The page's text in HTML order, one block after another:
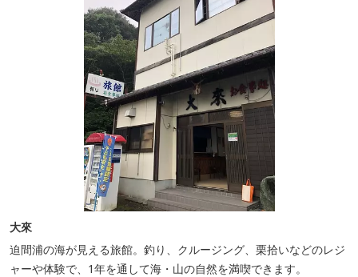
大來
迫間浦の海が見える旅館。釣り、クルージング、栗拾いなどのレジ
ャーや体験で、1年を通して海・山の自然を満喫できます。